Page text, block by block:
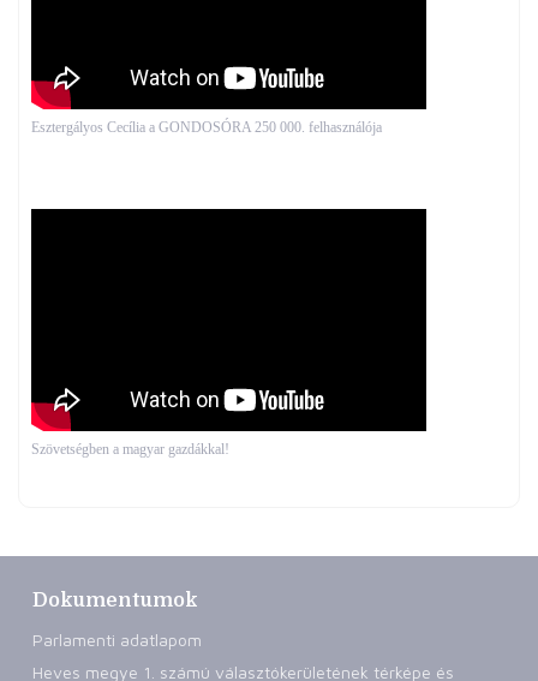
Esztergályos Cecília a GONDOSÓRA 250 000. felhasználója
Szövetségben a magyar gazdákkal!
Dokumentumok
Parlamenti adatlapom
Heves megye 1. számú választókerületének térképe és